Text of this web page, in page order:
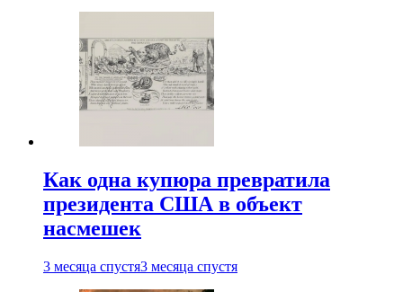
Как одна купюра превратила
президента США в объект
насмешек
3 месяца спустя3 месяца спустя